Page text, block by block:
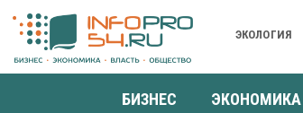
ЭКОЛОГИЯ
БИЗНЕС ЭКОНОМИКА